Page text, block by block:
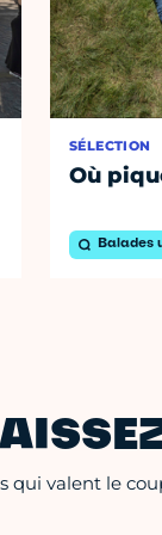
SÉLECTION
Où
Balades
qui valent le